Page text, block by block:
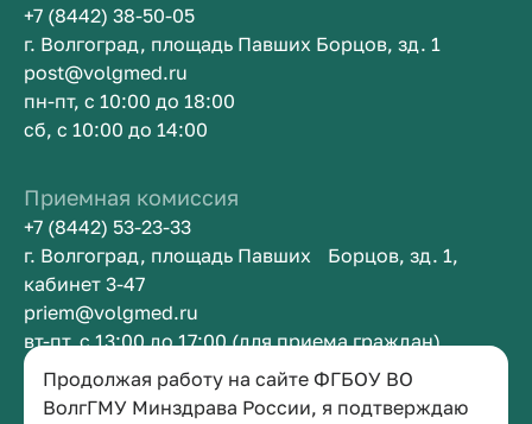
Продолжая работу на сайте ФГБОУ ВО
ВолгГМУ Минздрава России, я подтверждаю
+7 (8442) 38-50-05
г. Волгоград, площадь Павших Борцов, зд. 1
post@volgmed.ru
пн-пт, с 10:00 до 18:00
сб, с 10:00 до 14:00
Приемная комиссия
+7 (8442) 53-23-33
г. Волгоград, площадь Павших Борцов, зд. 1,
кабинет 3-47
priem@volgmed.ru
вт-пт, с 13:00 до 17:00 (для приема граждан)
Приемная ректора